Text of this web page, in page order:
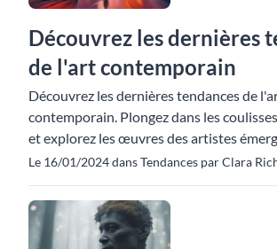
Découvrez les dernières
de l'art contemporain
Découvrez les dernières tendances de
contemporain. Plongez dans les
et explorez les œuvres des artistes
Le 16/01/2024 dans Tendances par Clara